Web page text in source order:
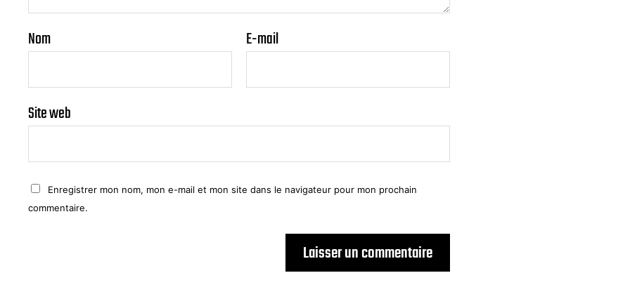
Nom E-mail
Site web
Enregistrer mon nom, mon e-mail et mon site dans le navigateur pour mon prochain
commentaire.